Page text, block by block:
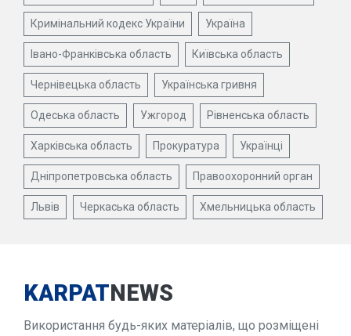
Кримінальний кодекс України Україна
Івано-Франківська область Київська область
Чернівецька область Українська гривня
Одеська область Ужгород Рівненська область
Харківська область Прокуратура Українці
Дніпропетровська область Правоохоронний орган
Львів Черкаська область Хмельницька область
KARPATNEWS
Використання будь-яких матеріалів, що розміщені